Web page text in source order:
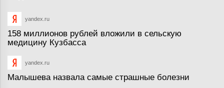
yandex.ru
158 миллионов рублей вложили в сельскую
медицину Кузбасса
yandex.ru
Малышева назвала самые страшные болезни